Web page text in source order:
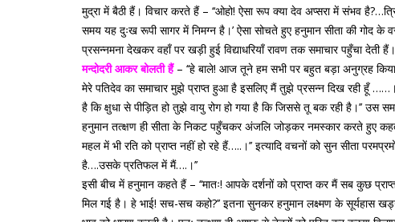
मुद्रा में बैठी हैं। विचार करते हैं – ‘‘ओहो! ऐसा रूप क्या देव अप्सरा में संभव
समय यह दुःख रूपी सागर में निमग्न है।’ ऐसा सोचते हुए हनुमान सीता की गोद
प्रसन्नमना देखकर वहाँ पर खड़ी हुई विद्याधरियाँ रावण तक समाचार पहुँचा देती हैं।
मन्दोदरी आकर बोलती हैं – ‘‘हे बाले! आज तूने हम सभी पर बहुत बड़ा अनुग्रह
मेरे पतिदेव का समाचार मुझे प्राप्त हुआ है इसलिए मैं तुझे प्रसन्न दिख रही हूँ ……।
है कि क्षुधा से पीड़ित हो तुझे वायु रोग हो गया है कि जिससे तू बक रही है।’’
हनुमान तत्क्षण ही सीता के निकट पहुँचकर अंजलि जोड़कर नमस्कार करते हुए कहते
महल में भी रति को प्राप्त नहीं हो रहे हैं…..।’’ इत्यादि वचनों को सुन सीता
है….उसके प्रतिफल में मैं….।’’
इसी बीच में हनुमान कहते हैं – ‘‘मातः! आपके दर्शनों को प्राप्त कर मैं सब कुछ
मिल गई है। हे भाई! सच-सच कहो?’’ इतना सुनकर हनुमान लक्ष्मण के सूर्यहास